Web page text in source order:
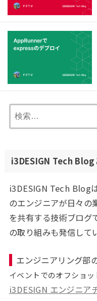
i3DESIGN Tech Blog
i3DESIGN Tech Blog
のエンジニアが日々の
を共有する技術ブログ
の取り組みも発信して
エンジニアリング部
イベントでのオフショ
i3DESIGN エンジニア